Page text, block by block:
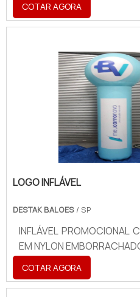
COTAR AGORA
LOGO INFLÁVEL
DESTAK BALOES / SP
INFLÁVEL PROMOCIONAL
EM NYLON
COTAR AGORA